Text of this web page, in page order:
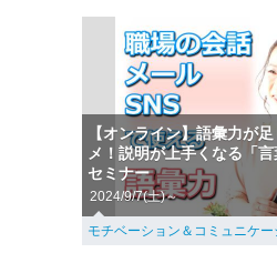
【オンライン】語彙力が
メ！説明が上手くなる「
セミナー
2024/9/7(土)～
モチベーション＆コミュニケ